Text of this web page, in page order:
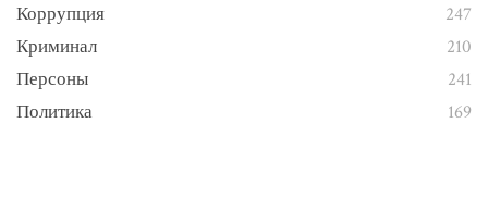
Коррупция
247
Криминал
210
Персоны
241
Политика
169